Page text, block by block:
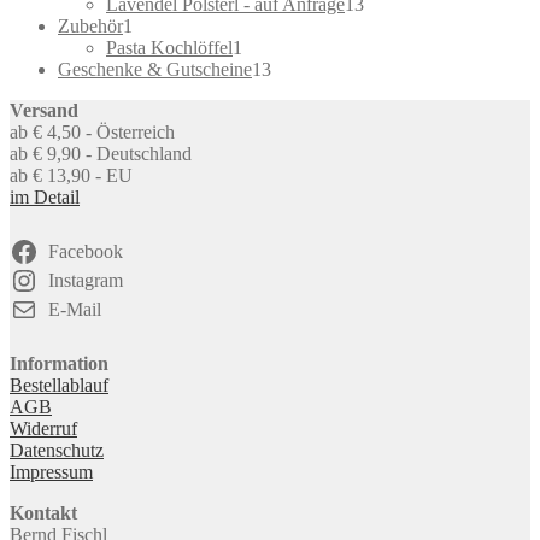
Lavendel Polsterl - auf Anfrage13
Zubehör1
product
Pasta Kochlöffel1
product
Geschenke & Gutscheine1313
Versand
ab € 4,50 - Österreich
ab € 9,90 - Deutschland
ab € 13,90 - EU
im Detail
Facebook
Instagram
E-Mail
Information
Bestellablauf
AGB
Widerruf
Datenschutz
Impressum
Kontakt
Bernd Fischl